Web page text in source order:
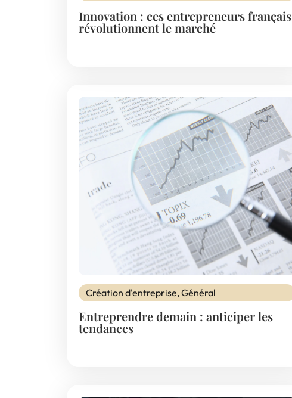
Innovation : ces entrepreneurs français
révolutionnent le marché
Création d'entreprise,Général
Entreprendre demain : anticiper les
tendances